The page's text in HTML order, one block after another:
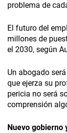
problema de
El futuro del
millones de
el 2030, según
Un abogado
que ejerza su
pericia no será
comprensión
Nuevo gobierno